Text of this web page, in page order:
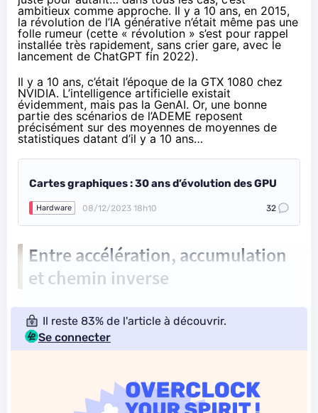
ambitieux comme approche. Il y a 10 ans, en 2015,
la révolution de l’IA générative n’était même pas une
folle rumeur (cette « révolution » s’est pour rappel
installée très rapidement, sans crier gare, avec le
lancement de ChatGPT fin 2022).
Il y a 10 ans, c’était l’époque de la GTX 1080 chez
NVIDIA. L’intelligence artificielle existait
évidemment, mais pas la GenAI. Or, une bonne
partie des scénarios de l’ADEME reposent
précisément sur des moyennes de moyennes de
statistiques datant d’il y a 10 ans…
Cartes graphiques : 30 ans d’évolution des GPU
Hardware 08/12/2023 18h10 32
Entre accélération, accumulation
et chemin inverse
Il reste 83% de l'article à découvrir.
Se connecter